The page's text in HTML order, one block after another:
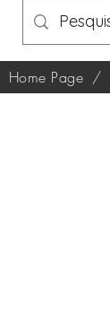
Home Page /